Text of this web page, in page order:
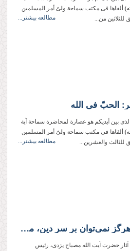
ألقاها فی مكتب سماحة ولیّ أمر المسلمین
مطالعه بیشتر...
الحبّ فی الله
بین أیدیكم هو عصارة لمحاضرة سماحة آیة
ألقاها فی مكتب سماحة ولیّ أمر المسلمین
مطالعه بیشتر...
علامه مصباح یزدی:هرگز نمی‌توان بر سر دین، مصالحه و تعامل كرد
آثار حضرت آیت الله مصباح یزدی، رئیس